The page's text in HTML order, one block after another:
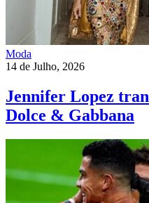
Moda
14 de Julho, 2026
Jennifer Lopez
Dolce & Gabbana